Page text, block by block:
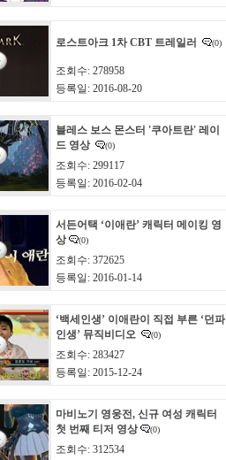
로스트아크 1차 CBT 트레일러 (0)
조회수: 278958
등록일: 2016-08-20
블레스 보스 몬스터 '쿠아트란' 레이
드 영상
(0)
조회수: 299117
등록일: 2016-02-04
서든어택 ‘이애란’ 캐릭터 메이킹 영
상
(0)
조회수: 372625
등록일: 2016-01-14
‘백세인생’ 이애란이 직접 부른 ‘던파
인생’ 뮤직비디오
(0)
조회수: 283427
등록일: 2015-12-24
마비노기 영웅전, 신규 여성 캐릭터
첫 번째 티저 영상
(0)
조회수: 312534